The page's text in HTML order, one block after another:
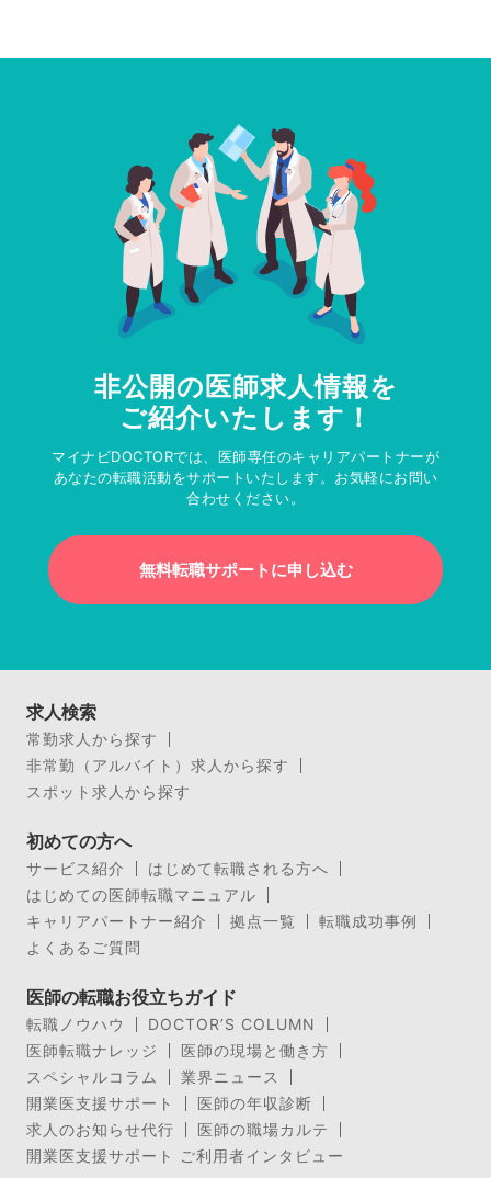
非公開の医師求人情報を
ご紹介いたします！
マイナビDOCTORでは、医師専任のキャリアパートナーが
あなたの転職活動をサポートいたします。お気軽にお問い
合わせください。
無料転職サポートに申し込む
求人検索
常勤求人から探す
非常勤（アルバイト）求人から探す
スポット求人から探す
初めての方へ
サービス紹介
はじめて転職される方へ
はじめての医師転職マニュアル
キャリアパートナー紹介
拠点一覧
転職成功事例
よくあるご質問
医師の転職お役立ちガイド
転職ノウハウ
DOCTOR’S COLUMN
医師転職ナレッジ
医師の現場と働き方
スペシャルコラム
業界ニュース
開業医支援サポート
医師の年収診断
求人のお知らせ代行
医師の職場カルテ
開業医支援サポート ご利用者インタビュー